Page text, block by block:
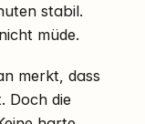
stabil.
müde.
merkt, dass
Doch die